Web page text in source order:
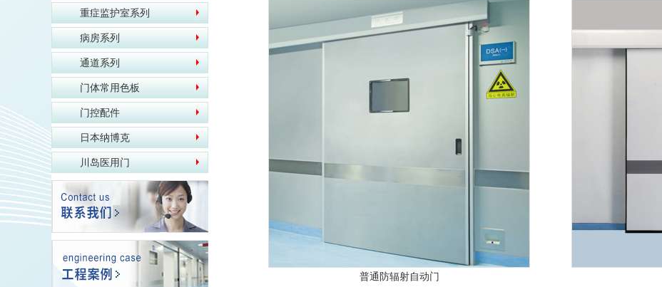
重症监护室系列
病房系列
通道系列
门体常用色板
门控配件
日本纳博克
川岛医用门
普通防辐射自动门